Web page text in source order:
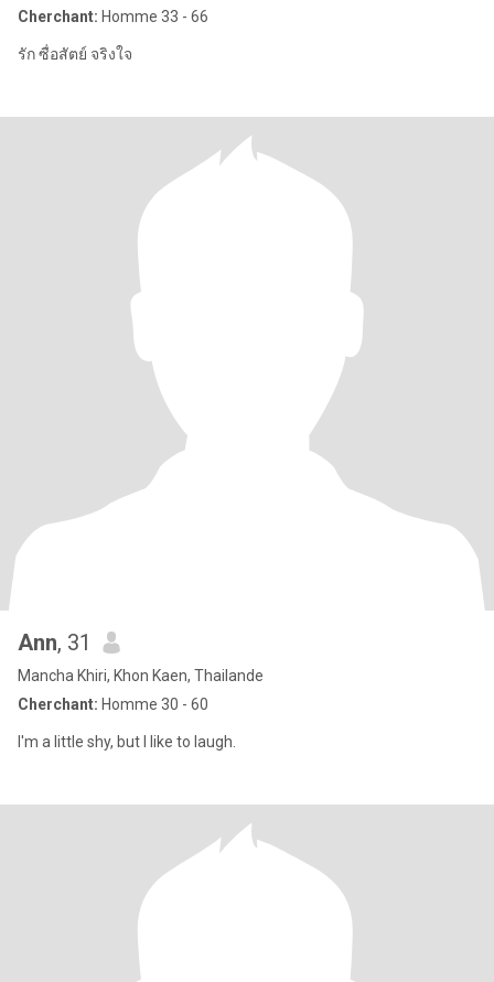
Cherchant: Homme 33 - 66
รัก ซื่อสัตย์ จริงใจ
Ann, 31
Mancha Khiri, Khon Kaen, Thailande
Cherchant: Homme 30 - 60
I'm a little shy, but I like to laugh.